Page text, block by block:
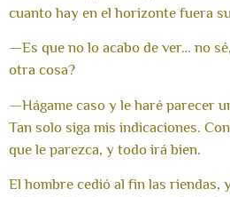
cuanto hay en el horizonte fuera
—Es que no lo acabo de ver… no
otra cosa?
—Hágame caso y le haré parecer
Tan solo siga mis indicaciones.
que le parezca, y todo irá bien.
El hombre cedió al fin las riendas,